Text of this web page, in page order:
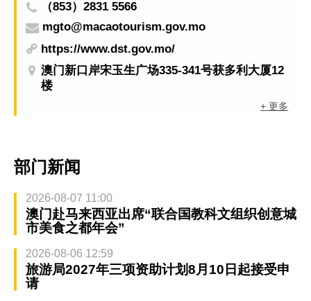
（853）2831 5566
mgto@macaotourism.gov.mo
https://www.dst.gov.mo/
澳门新口岸宋玉生广场335-341号获多利大厦12
楼
+ 更多
部门新闻
2026-08-07 11:00
澳门赴马来西亚出席“联合国教科文组织创意城
市美食之都年会”
2026-08-06 12:59
旅游局2027年三项资助计划8月10日起接受申
请